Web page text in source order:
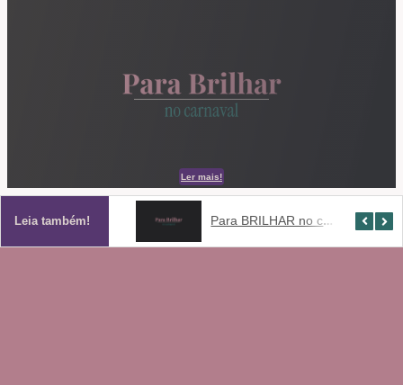
Ler mais!
Leia também! Para BRILHAR no carnaval!